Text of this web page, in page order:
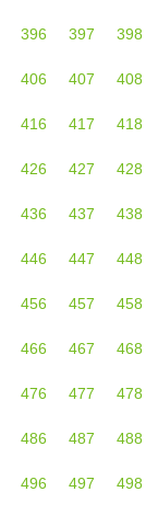
396 397 398
406 407 408
416 417 418
426 427 428
436 437 438
446 447 448
456 457 458
466 467 468
476 477 478
486 487 488
496 497 498